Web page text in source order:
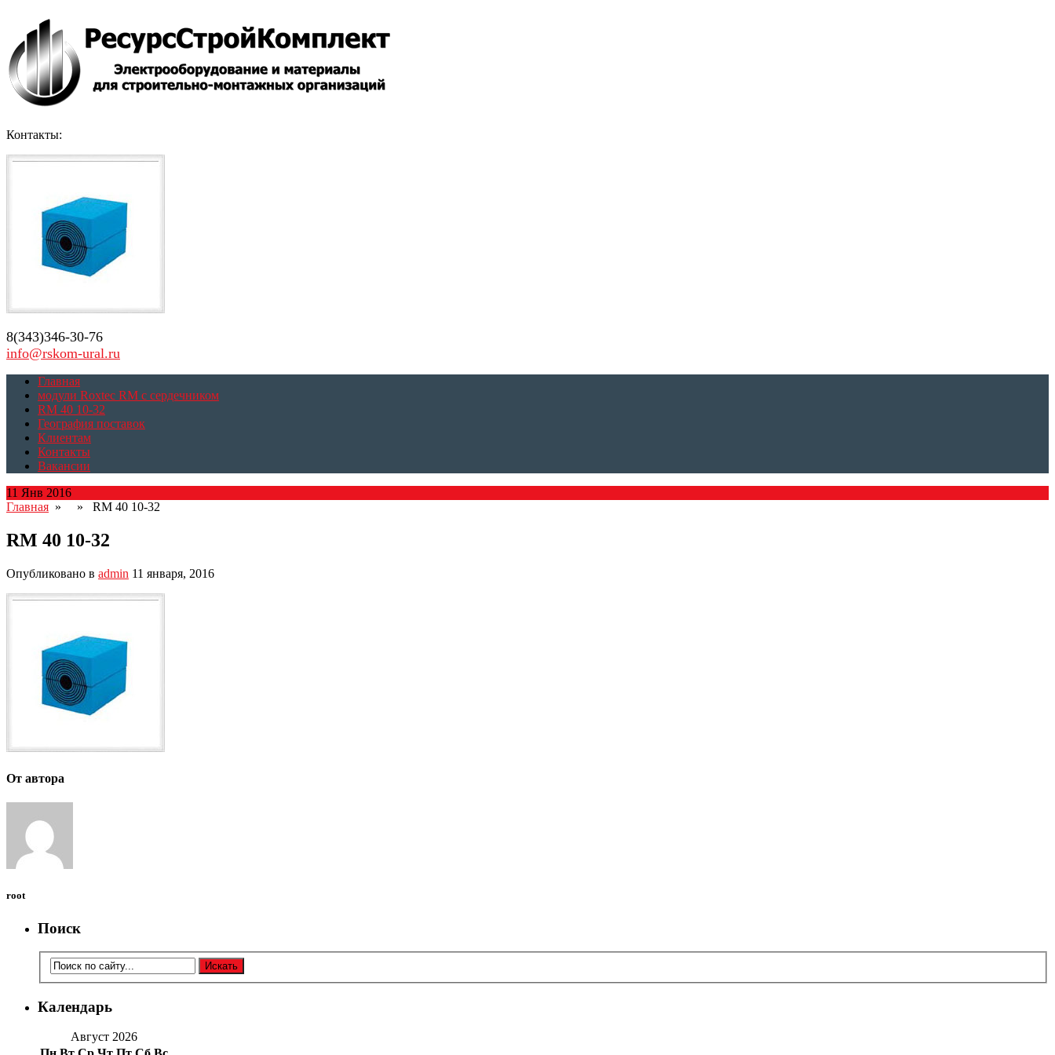
Контакты:
8(343)346-30-76
info@rskom-ural.ru
Главная
модули Roxtec RM с сердечником
RM 40 10-32
География поставок
Клиентам
Контакты
Вакансии
11 Янв 2016
Главная » » RM 40 10-32
RM 40 10-32
Опубликовано в admin 11 января, 2016
От автора
root
Поиск
Календарь
Август 2026